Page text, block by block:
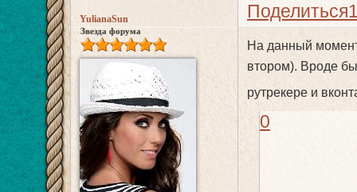
Поделиться
YulianaSun
Звезда форума
На данный
втором). Вроде
рутрекере и
0